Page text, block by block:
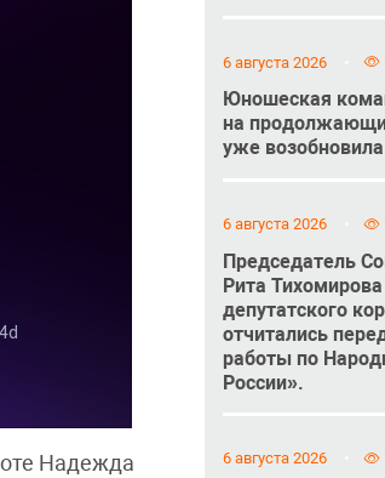
Надежда
6 августа 2026
Юношеская
на
уже
6 августа 2026
Председатель
Рита
депутатского
отчитались
работы по
России».
6 августа 2026